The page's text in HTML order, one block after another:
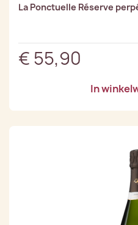
La Ponctuelle Réserve
€ 55,90
In